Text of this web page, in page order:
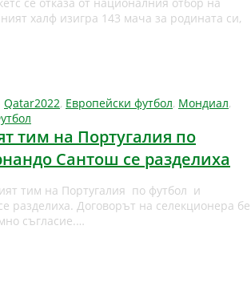
халф изигра 143 мача за родината си,
Qatar2022, Европейски футбол, Мондиал,
тим на Португалия по
Сантош се разделиха
тим на Португалия по футбол и
разделиха. Договорът на селекционера бе
съгласие.…